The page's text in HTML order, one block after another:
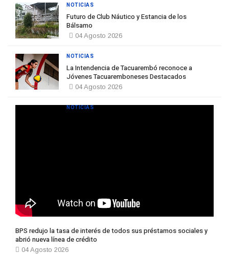
Futuro de Club Náutico y Estancia de los
Bálsamo
04 Agosto 2026
NOTICIAS
La Intendencia de Tacuarembó reconoce a
Jóvenes Tacuaremboneses Destacados
04 Agosto 2026
NOTICIAS
BPS redujo la tasa de interés de todos sus préstamos sociales y
abrió nueva línea de crédito
04 Agosto 2026
NOTICIAS